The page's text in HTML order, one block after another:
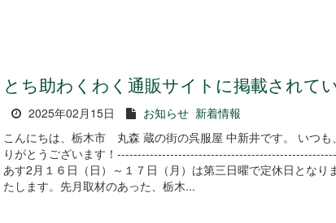
とち助わくわく通販サイトに掲載されてい
2025年02月15日 お知らせ 新着情報
こんにちは、栃木市 丸森 蔵の街の呉服屋 中新井です。 いつも
りがとうございます！
あす2月１６日（日）～１７日（月）は第三日曜で定休日となり
たします。先月取材のあった、栃木...